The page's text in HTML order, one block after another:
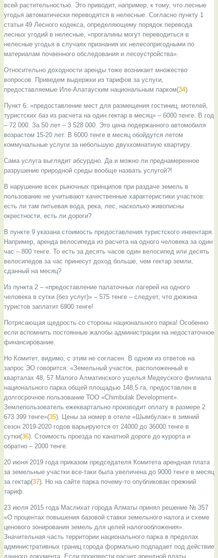
всей растительностью. Это приводит, например, к тому, что лесные
угодья автоматически переводятся в нелесные. Согласно пункту 1
статьи 49 Лесного кодекса, определяющему порядок перевода
лесных угодий в нелесные, «прогалины могут переводиться в
нелесные угодья в случаях признания их нелесопригодными по
материалам почвенного обследования и лесоустройства».
Относительно доходности аренды тоже возникает множество
вопросов. Приведем выдержки из тарифов за услуги,
предоставляемые Иле-Алатауским национальным парком(34).
Пункт 6: «предоставление мест для размещения гостиниц, мотелей,
туристских баз из расчета на один гектар в месяц» – 6000 тенге. В год
– 72 000. За 50 лет – 3 528 000. Это цена подержанного автомобиля
возрастом 15-20 лет. В 6000 тенге в месяц обойдутся летом
коммунальные услуги за небольшую двухкомнатную квартиру.
Сама услуга выглядит абсурдно. Да и можно ли преднамеренное
разрушение природной среды вообще назвать услугой?!
В нарушение всех рыночных принципов при раздаче земель в
пользование не учитывают качественные характеристики участков:
есть ли там питьевая вода, река, лес, насколько живописны
окрестности, есть ли дороги?
В пункте 9 указана стоимость предоставления туристского инвентаря.
Например, аренда велосипеда из расчета на одного человека за один
час – 800 тенге. То есть за десять часов один велосипед или десять
велосипедов за час принесут доход больше, чем гектар земли,
сданный на месяц?
Из пункта 2 – «предоставление палаточных лагерей на одного
человека в сутки (без услуг)» – 575 тенге – следует, что дюжина
туристов заплатит 6900 тенге!
Потрясающая щедрость со стороны национального парка! Особенно
если вспомнить постоянные жалобы администрации на недостаточное
финансирование.
Но Комитет, видимо, с этим не согласен. В одном из ответов на
запрос ЭО говорится: «Земельный участок, расположенный в
кварталах 48, 57 Малого Алматинского ущелья Медеуского филиала
национального парка общей площадью 148,5 га, предоставлен в
долгосрочное пользование ТОО «Chimbulak Development».
Землепользователь ежеквартально производит оплату в размере 2
673 399 тенге»(35). Цены за номер в отеле «Шымбулак» в зимний
сезон 2019-2020 годов варьируются от 24000 до 36000 тенге в
сутки(36). Стоимость проезда по канатной дороге до курорта и
обратно – 2000 тенге.
20 июня 2019 года приказом председателя Комитета арендная плата
за земельные участки все-таки была увеличена до 9000 тенге в месяц
за гектар(37). Но на сайте парка почему-то опубликован прежний
тариф.
23 июля 2015 года Маслихат города Алматы принял решение № 357
«О процентах повышения базовой ставки земельного налога и схеме
ценового зонирования земель для целей налогообложения».
Значительная часть территории национального парка в пределах
административных границ города формально подпадает под действие
данного документа. Если произвести расчет арендной платы,